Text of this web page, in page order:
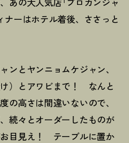
ーはホテル着後、ささっと
ンとヤンニョムケジャン、
）とアワビまで ！
なんと
の高さは間違いないので、
続々とオーダーしたものが
目見え ！
テーブルに置か